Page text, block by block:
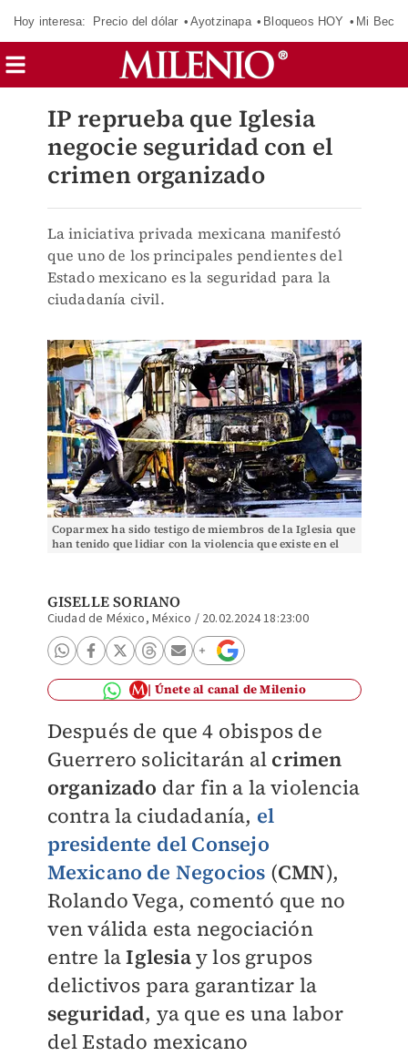
Hoy interesa: Precio del dólar Ayotzinapa Bloqueos HOY Mi Beca
IP reprueba que Iglesia
negocie seguridad con el
crimen organizado
La iniciativa privada mexicana manifestó
que uno de los principales pendientes del
Estado mexicano es la seguridad para la
ciudadanía civil.
Coparmex ha sido testigo de miembros de la Iglesia que
han tenido que lidiar con la violencia que existe en el
GISELLE SORIANO
Ciudad de México, México / 20.02.2024 18:23:00
Únete al canal de Milenio
Después de que 4 obispos de
Guerrero solicitarán al crimen
organizado dar fin a la violencia
contra la ciudadanía, el
presidente del Consejo
Mexicano de Negocios (CMN),
Rolando Vega, comentó que no
ven válida esta negociación
entre laIglesiay los grupos
delictivos para garantizar la
seguridad, ya que es una labor
del Estado mexicano